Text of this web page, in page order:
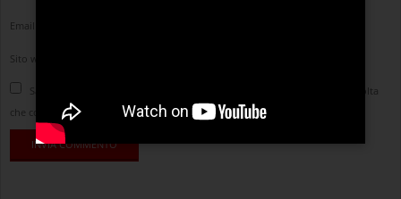
Email
Sito web
Salva il mio nome, email e sito web in questo browser per la prossima volta
che commento.